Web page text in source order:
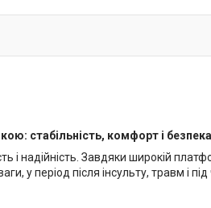
стабільність, комфорт і
і надійність. Завдяки широкій
період після інсульту, травм і під